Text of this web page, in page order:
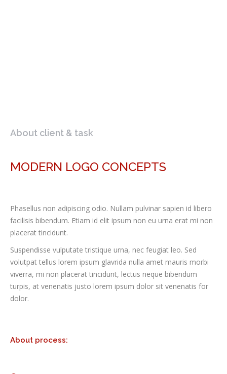
About client & task
MODERN LOGO CONCEPTS
Phasellus non adipiscing odio. Nullam pulvinar sapien id libero
facilisis bibendum. Etiam id elit ipsum non eu urna erat mi non
placerat tincidunt.
Suspendisse vulputate tristique urna, nec feugiat leo. Sed
volutpat tellus lorem ipsum glavrida nulla amet mauris morbi
viverra, mi non placerat tincidunt, lectus neque bibendum
turpis, at venenatis justo lorem ipsum dolor sit venenatis for
dolor.
About process: